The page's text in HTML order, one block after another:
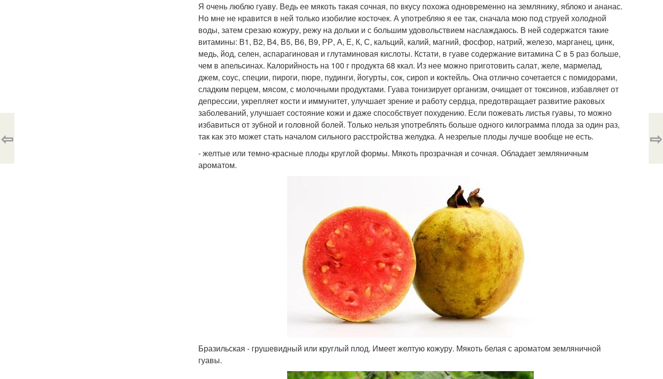
Я очень люблю гуаву. Ведь ее мякоть такая сочная, по вкусу похожа одновременно на землянику, яблоко и ананас.
Но мне не нравится в ней только изобилие косточек. А употребляю я ее так, сначала мою под струей холодной
воды, затем срезаю кожуру, режу на дольки и с большим удовольствием наслаждаюсь. В ней содержатся такие
витамины: В1, В2, В4, В5, В6, В9, РР, А, Е, К, С, кальций, калий, магний, фосфор, натрий, железо, марганец, цинк,
медь, йод, селен, аспарагиновая и глутаминовая кислоты. Кстати, в гуаве содержание витамина С в 5 раз больше,
чем в апельсинах. Калорийность на 100 г продукта 68 ккал. Из нее можно приготовить салат, желе, мармелад,
джем, соус, специи, пироги, пюре, пудинги, йогурты, сок, сироп и коктейль. Она отлично сочетается с помидорами,
сладким перцем, мясом, с молочными продуктами. Гуава тонизирует организм, очищает от токсинов, избавляет от
депрессии, укрепляет кости и иммунитет, улучшает зрение и работу сердца, предотвращает развитие раковых
заболеваний, улучшает состояние кожи и даже способствует похудению. Если пожевать листья гуавы, то можно
избавиться от зубной и головной болей. Только нельзя употреблять больше одного килограмма плода за один раз,
так как это может стать началом сильного расстройства желудка. А незрелые плоды лучше вообще не есть.
- желтые или темно-красные плоды круглой формы. Мякоть прозрачная и сочная. Обладает земляничным
ароматом.
Бразильская - грушевидный или круглый плод. Имеет желтую кожуру. Мякоть белая с ароматом земляничной
гуавы.
⇦ ⇨